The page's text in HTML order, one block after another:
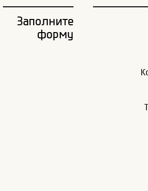
Заполните
форму